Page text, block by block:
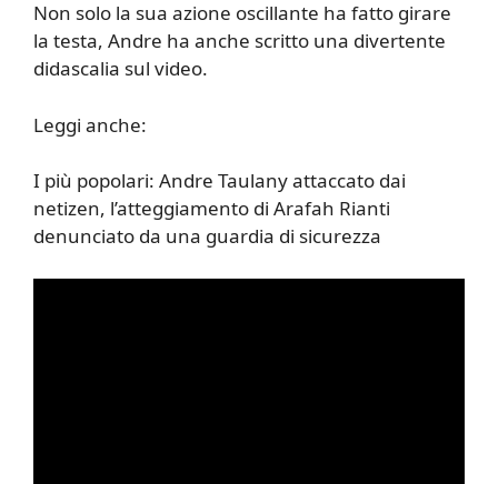
Non solo la sua azione oscillante ha fatto girare
la testa, Andre ha anche scritto una divertente
didascalia sul video.
Leggi anche:
I più popolari: Andre Taulany attaccato dai
netizen, l’atteggiamento di Arafah Rianti
denunciato da una guardia di sicurezza